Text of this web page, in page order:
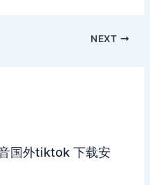
NEXT
国外tiktok 下载安